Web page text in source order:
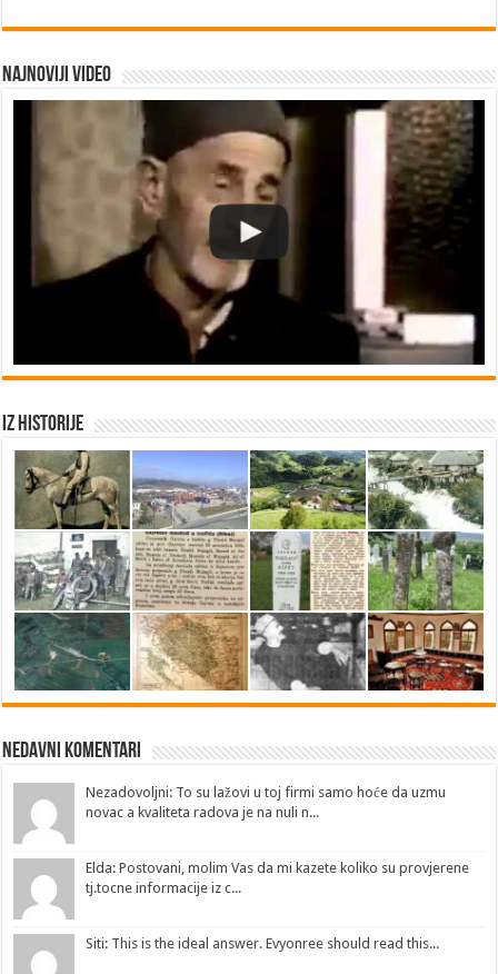
Najnoviji video
Iz historije
Nedavni Komentari
Nezadovoljni: To su lažovi u toj firmi samo hoće da uzmu
novac a kvaliteta radova je na nuli n...
Elda: Postovani, molim Vas da mi kazete koliko su provjerene
tj.tocne informacije iz c...
Siti: This is the ideal answer. Evyonree should read this...